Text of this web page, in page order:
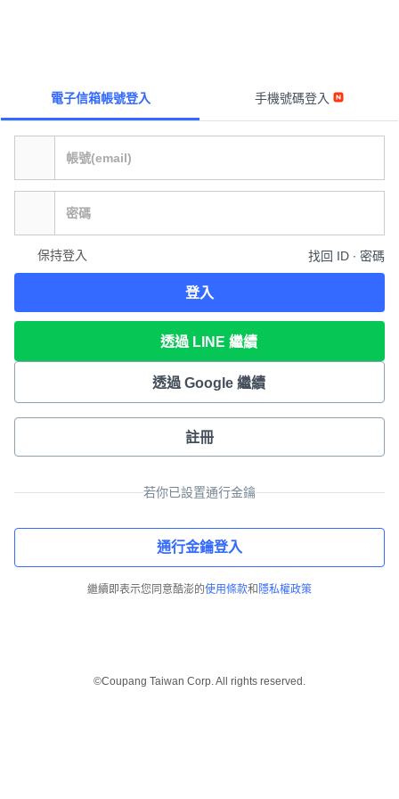
電子信箱帳號登入 手機號碼登入
保持登入 找回 ID ∙ 密碼
登入
透過 LINE 繼續
透過 Google 繼續
註冊
若你已設置通行金鑰
通行金鑰登入
繼續即表示您同意酷澎的使用條款和 隱私權政策
©Coupang Taiwan Corp. All rights reserved.